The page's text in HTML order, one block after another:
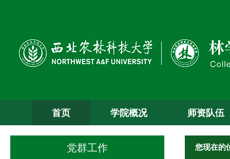
首页 学院概况 师资队伍
党群工作 您现在的